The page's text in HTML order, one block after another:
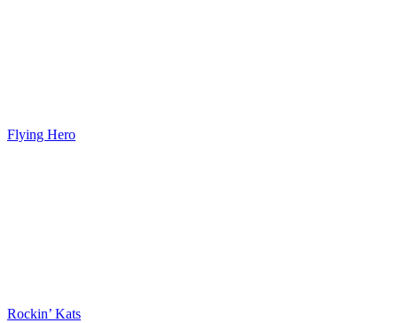
Flying Hero
Rockin’ Kats